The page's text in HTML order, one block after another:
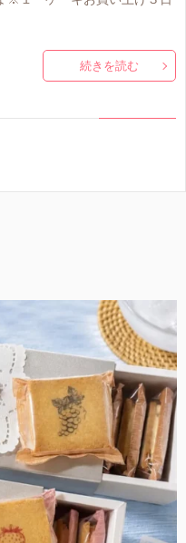
続きを読む